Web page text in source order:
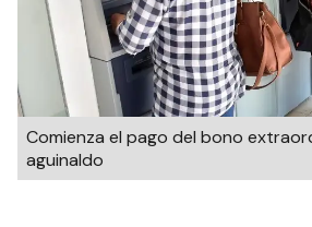
Comienza el pago del bono
aguinaldo